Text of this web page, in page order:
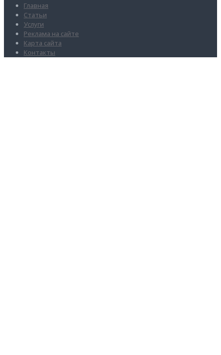
Главная
Статьи
Услуги
Реклама на сайте
Карта сайта
Контакты